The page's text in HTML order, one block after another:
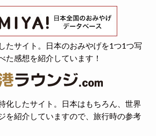
たサイト。日本のおみやげを1つ1つ写
た感想を紹介しています！
化したサイト。日本はもちろん、世界
を紹介していますので、旅行時の参考